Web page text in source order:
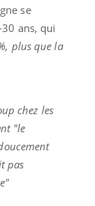
se
ans, qui
plus que la
chez les
"le
pas